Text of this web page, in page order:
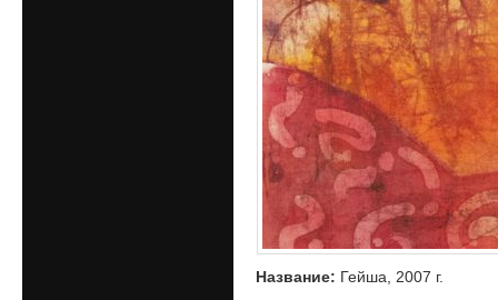
Название: Гейша, 2007 г.